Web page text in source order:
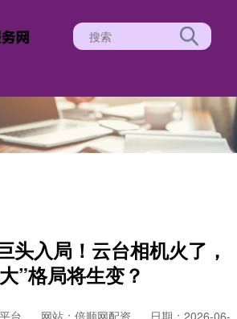
头入局！云台相机火了，
”格局将生变？
台 网站：倍顺网配资
日期：2026-06-